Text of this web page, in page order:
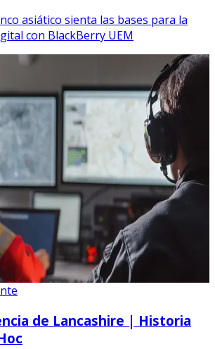
asiático sienta las bases para la
con BlackBerry UEM
de Lancashire | Historia